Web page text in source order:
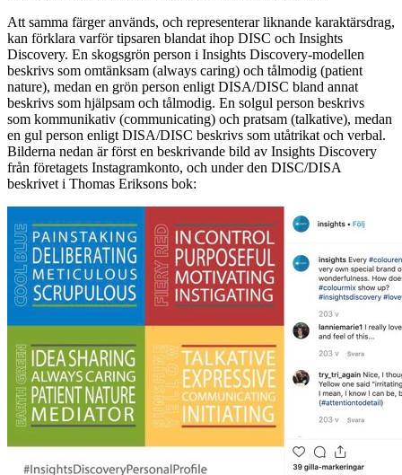
Att samma färger används, och representerar liknande karaktärsdrag,
kan förklara varför tipsaren blandat ihop DISC och Insights
Discovery. En skogsgrön person i Insights Discovery-modellen
beskrivs som omtänksam (always caring) och tålmodig (patient
nature), medan en grön person enligt DISA/DISC bland annat
beskrivs som hjälpsam och tålmodig. En solgul person beskrivs
som kommunikativ (communicating) och pratsam (talkative), medan
en gul person enligt DISA/DISC beskrivs som utåtrikat och verbal.
Bilderna nedan är först en beskrivande bild av Insights Discovery
från företagets Instagramkonto, och under den DISC/DISA
beskrivet i Thomas Eriksons bok: